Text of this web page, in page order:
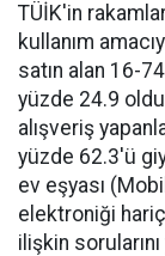
TÜİK'in
kullanım
satın alan 16-
yüzde 24.9
alışveriş
yüzde 62.3'ü
ev eşyası
elektroniği
ilişkin